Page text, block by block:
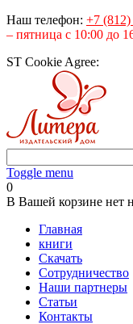
Наш телефон: +7
– пятница с 10:00 до
ST Cookie Agree:
Toggle menu
0
В Вашей корзине нет
Главная
книги
Скачать
Сотрудничество
Наши партнеры
Статьи
Контакты